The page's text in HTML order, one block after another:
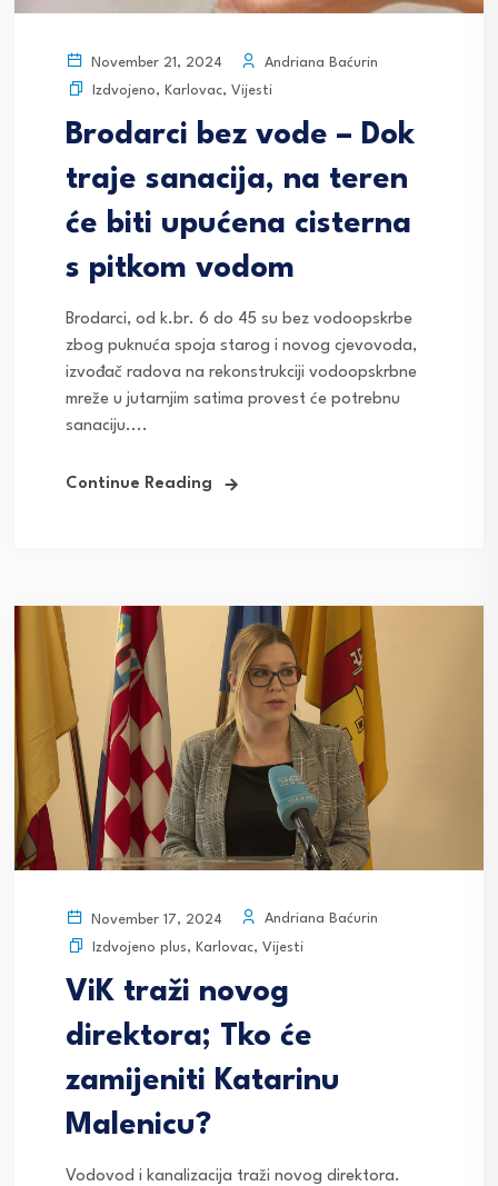
November 21, 2024
Andriana Baćurin
Izdvojeno, Karlovac, Vijesti
Brodarci bez vode – Dok
traje sanacija, na teren
će biti upućena cisterna
s pitkom vodom
Brodarci, od k.br. 6 do 45 su bez vodoopskrbe
zbog puknuća spoja starog i novog cjevovoda,
izvođač radova na rekonstrukciji vodoopskrbne
mreže u jutarnjim satima provest će potrebnu
sanaciju....
Continue Reading
November 17, 2024
Andriana Baćurin
Izdvojeno plus, Karlovac, Vijesti
ViK traži novog
direktora; Tko će
zamijeniti Katarinu
Malenicu?
Vodovod i kanalizacija traži novog direktora.